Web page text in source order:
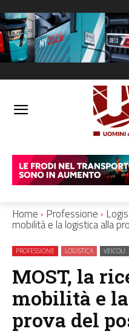
Home Professione
mobilità e la logistica alla
PROFESSIONE LOGISTICA VEICOLI
MOST, la
mobilità e
prova del